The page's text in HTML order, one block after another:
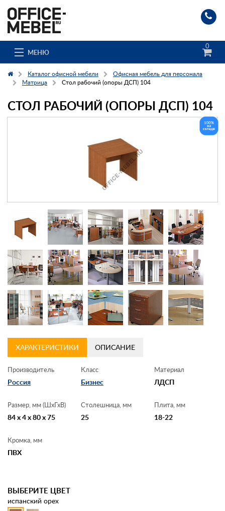
МЕНЮ
0
Каталог
Заказ каталога
Контакты
Заказать обратный звонок
Каталог офисной мебели
Офисная мебель для персонала
Матрица
Стол рабочий (опоры ДСП) 104
СТОЛ РАБОЧИЙ (ОПОРЫ ДСП) 104
ХАРАКТЕРИСТИКИ ОПИСАНИЕ
Производитель
Россия
Класс
Бизнес
Материал
ЛДСП
Размер, мм (ШхГхВ)
84 x 4 x 80 x 75
Столешница, мм
25
Плита, мм
18-22
Кромка, мм
ПВХ
ВЫБЕРИТЕ ЦВЕТ
испанский орех